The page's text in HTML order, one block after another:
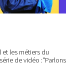
les métiers du
de vidéo :"Parlons